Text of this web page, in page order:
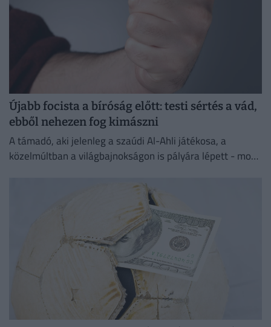
Újabb focista a bíróság előtt: testi sértés a vád,
ebből nehezen fog kimászni
A támadó, aki jelenleg a szaúdi Al-Ahli játékosa, a
közelmúltban a világbajnokságon is pályára lépett - most